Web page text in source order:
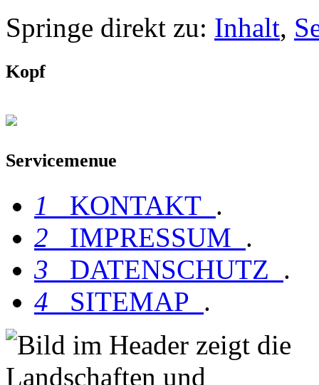
Springe direkt zu: Inhalt,
Kopf
Servicemenue
1 KONTAKT .
2
IMPRESSUM .
3
DATENSCHUTZ .
4
SITEMAP .